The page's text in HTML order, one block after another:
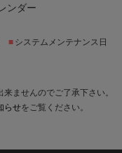
ンダー
■ システムメンテナンス日
ませんのでご了承下さい。
らせをご覧ください。